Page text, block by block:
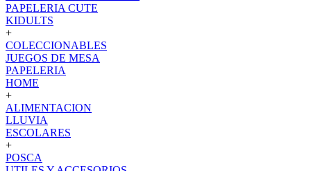
PAPELERIA CUTE
KIDULTS
+
COLECCIONABLES
JUEGOS DE MESA
PAPELERIA
HOME
+
ALIMENTACION
LLUVIA
ESCOLARES
+
POSCA